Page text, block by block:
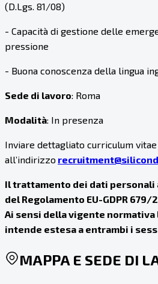
(D.Lgs. 81/08)
- Capacità di gestione delle
pressione
- Buona conoscenza della lingua
Sede di lavoro: Roma
Modalità: In presenza
Inviare dettagliato curriculum
all’indirizzo
Il trattamento dei dati
del Regolamento EU-GDPR 679/
Ai sensi della vigente
intende estesa a entrambi i
MAPPA E SEDE DI